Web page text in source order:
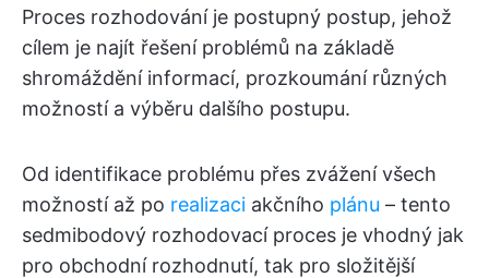
Proces rozhodování je postupný postup, jehož
cílem je najít řešení problémů na základě
shromáždění informací, prozkoumání různých
možností a výběru dalšího postupu.
Od identifikace problému přes zvážení všech
možností až po realizaci akčního plánu – tento
sedmibodový rozhodovací proces je vhodný jak
pro obchodní rozhodnutí, tak pro složitější